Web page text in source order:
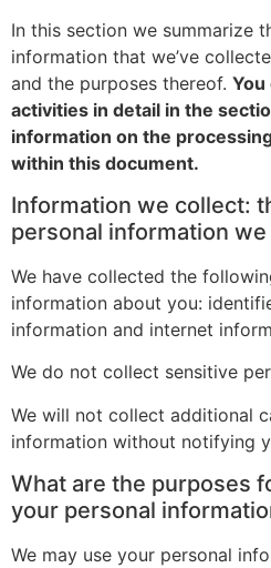
In this section we summarize
information that we’ve
and the purposes thereof. You
activities in detail in the
information on the
within this document.
Information we collect:
personal information
We have collected the
information about you:
information and internet
We do not collect sensitive
We will not collect additional
information without notifying
What are the purposes
your personal
We may use your personal